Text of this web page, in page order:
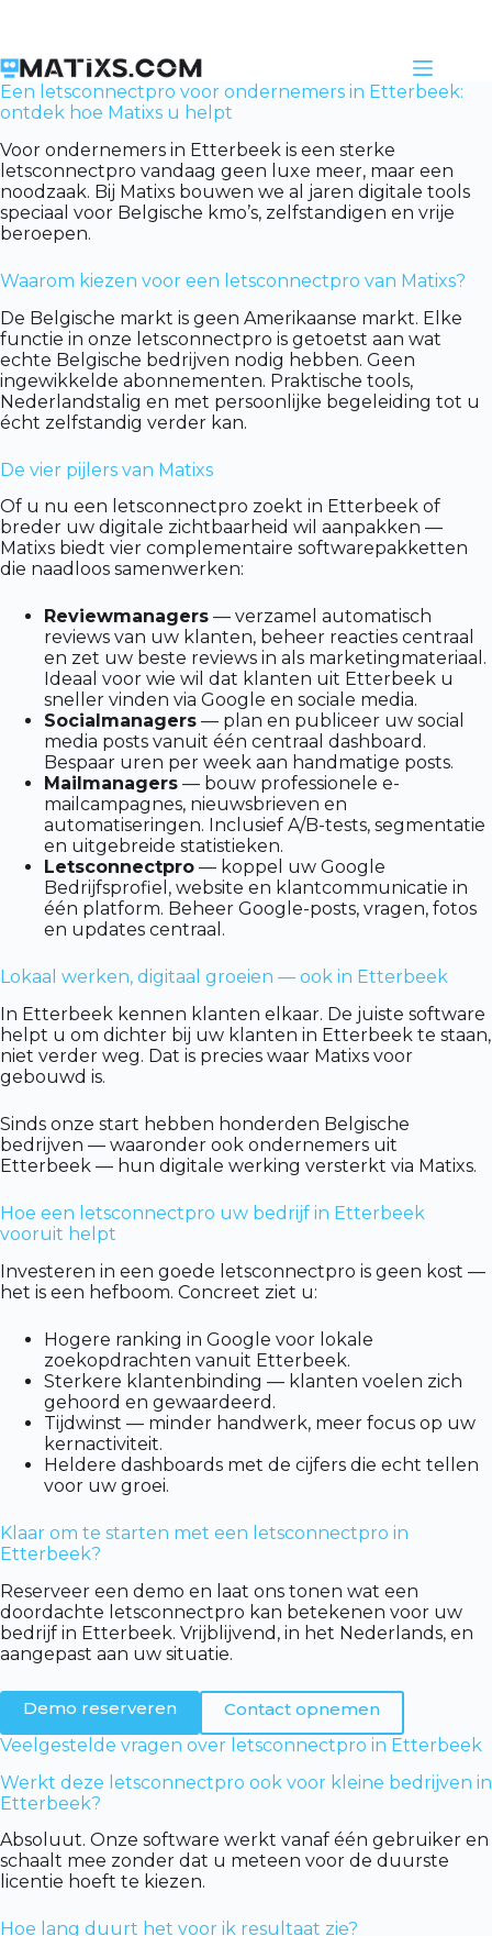
Een letsconnectpro voor ondernemers in Etterbeek:
ontdek hoe Matixs u helpt
Voor ondernemers in Etterbeek is een sterke
letsconnectpro vandaag geen luxe meer, maar een
noodzaak. Bij Matixs bouwen we al jaren digitale tools
speciaal voor Belgische kmo’s, zelfstandigen en vrije
beroepen.
Waarom kiezen voor een letsconnectpro van Matixs?
De Belgische markt is geen Amerikaanse markt. Elke
functie in onze letsconnectpro is getoetst aan wat
echte Belgische bedrijven nodig hebben. Geen
ingewikkelde abonnementen. Praktische tools,
Nederlandstalig en met persoonlijke begeleiding tot u
écht zelfstandig verder kan.
De vier pijlers van Matixs
Of u nu een letsconnectpro zoekt in Etterbeek of
breder uw digitale zichtbaarheid wil aanpakken —
Matixs biedt vier complementaire softwarepakketten
die naadloos samenwerken:
Reviewmanagers — verzamel automatisch
reviews van uw klanten, beheer reacties centraal
en zet uw beste reviews in als marketingmateriaal.
Ideaal voor wie wil dat klanten uit Etterbeek u
sneller vinden via Google en sociale media.
Socialmanagers — plan en publiceer uw social
media posts vanuit één centraal dashboard.
Bespaar uren per week aan handmatige posts.
Mailmanagers — bouw professionele e-
mailcampagnes, nieuwsbrieven en
automatiseringen. Inclusief A/B-tests, segmentatie
en uitgebreide statistieken.
Letsconnectpro — koppel uw Google
Bedrijfsprofiel, website en klantcommunicatie in
één platform. Beheer Google-posts, vragen, fotos
en updates centraal.
Lokaal werken, digitaal groeien — ook in Etterbeek
In Etterbeek kennen klanten elkaar. De juiste software
helpt u om dichter bij uw klanten in Etterbeek te staan,
niet verder weg. Dat is precies waar Matixs voor
gebouwd is.
Sinds onze start hebben honderden Belgische
bedrijven — waaronder ook ondernemers uit
Etterbeek — hun digitale werking versterkt via Matixs.
Hoe een letsconnectpro uw bedrijf in Etterbeek
vooruit helpt
Investeren in een goede letsconnectpro is geen kost —
het is een hefboom. Concreet ziet u:
Hogere ranking in Google voor lokale
zoekopdrachten vanuit Etterbeek.
Sterkere klantenbinding — klanten voelen zich
gehoord en gewaardeerd.
Tijdwinst — minder handwerk, meer focus op uw
kernactiviteit.
Heldere dashboards met de cijfers die echt tellen
voor uw groei.
Klaar om te starten met een letsconnectpro in
Etterbeek?
Reserveer een demo en laat ons tonen wat een
doordachte letsconnectpro kan betekenen voor uw
bedrijf in Etterbeek. Vrijblijvend, in het Nederlands, en
aangepast aan uw situatie.
Demo reserveren
Contact opnemen
Veelgestelde vragen over letsconnectpro in Etterbeek
Werkt deze letsconnectpro ook voor kleine bedrijven in
Etterbeek?
Absoluut. Onze software werkt vanaf één gebruiker en
schaalt mee zonder dat u meteen voor de duurste
licentie hoeft te kiezen.
Hoe lang duurt het voor ik resultaat zie?